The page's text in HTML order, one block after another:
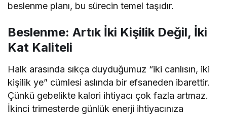
beslenme planı, bu sürecin temel taşıdır.
Beslenme: Artık İki Kişilik Değil, İki
Kat Kaliteli
Halk arasında sıkça duyduğumuz “iki canlısın, iki
kişilik ye” cümlesi aslında bir efsaneden ibarettir.
Çünkü gebelikte kalori ihtiyacı çok fazla artmaz.
İkinci trimesterde günlük enerji ihtiyacınıza